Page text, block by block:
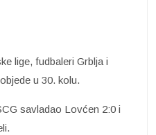
lige, fudbaleri Grblja i
u 30. kolu.
savladao Lovćen 2:0 i